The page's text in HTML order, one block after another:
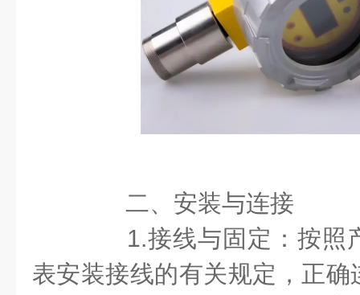
二、安装与连接
1.接线与固定：按照
表安装接线的有关规定，正